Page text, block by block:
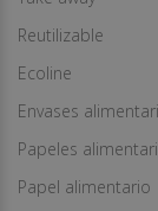
Reutilizable
Ecoline
Envases
Papeles
Papel alimentario